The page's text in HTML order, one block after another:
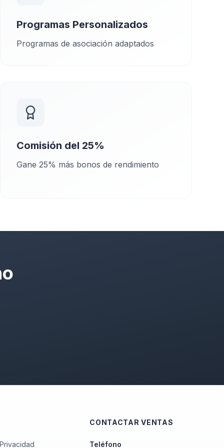
Programas Personalizados
Programas de asociación adaptados
Comisión del 25%
Gane 25% más bonos de rendimiento
CONTACTAR VENTAS
Teléfono